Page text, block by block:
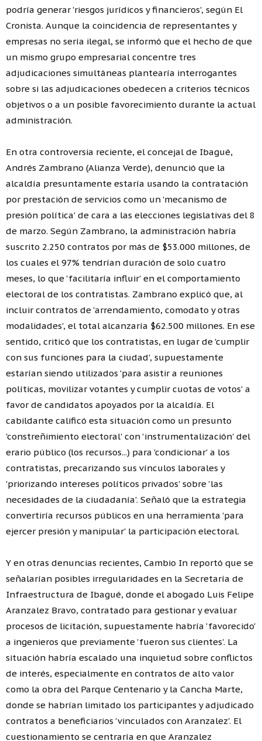
podría generar 'riesgos jurídicos y financieros', según El
Cronista. Aunque la coincidencia de representantes y
empresas no sería ilegal, se informó que el hecho de que
un mismo grupo empresarial concentre tres
adjudicaciones simultáneas plantearía interrogantes
sobre si las adjudicaciones obedecen a criterios técnicos
objetivos o a un posible favorecimiento durante la actual
administración.
En otra controversia reciente, el concejal de Ibagué,
Andrés Zambrano (Alianza Verde), denunció que la
alcaldía presuntamente estaría usando la contratación
por prestación de servicios como un 'mecanismo de
presión política' de cara a las elecciones legislativas del 8
de marzo. Según Zambrano, la administración habría
suscrito 2.250 contratos por más de $53.000 millones, de
los cuales el 97% tendrían duración de solo cuatro
meses, lo que 'facilitaría influir' en el comportamiento
electoral de los contratistas. Zambrano explicó que, al
incluir contratos de 'arrendamiento, comodato y otras
modalidades', el total alcanzaría $62.500 millones. En ese
sentido, criticó que los contratistas, en lugar de 'cumplir
con sus funciones para la ciudad', supuestamente
estarían siendo utilizados 'para asistir a reuniones
políticas, movilizar votantes y cumplir cuotas de votos' a
favor de candidatos apoyados por la alcaldía. El
cabildante calificó esta situación como un presunto
'constreñimiento electoral' con 'instrumentalización' del
erario público (los recursos...) para 'condicionar' a los
contratistas, precarizando sus vínculos laborales y
'priorizando intereses políticos privados' sobre 'las
necesidades de la ciudadanía'. Señaló que la estrategia
convertiría recursos públicos en una herramienta 'para
ejercer presión y manipular' la participación electoral.
Y en otras denuncias recientes, Cambio In reportó que se
señalarían posibles irregularidades en la Secretaría de
Infraestructura de Ibagué, donde el abogado Luis Felipe
Aranzalez Bravo, contratado para gestionar y evaluar
procesos de licitación, supuestamente habría 'favorecido'
a ingenieros que previamente 'fueron sus clientes'. La
situación habría escalado una inquietud sobre conflictos
de interés, especialmente en contratos de alto valor
como la obra del Parque Centenario y la Cancha Marte,
donde se habrían limitado los participantes y adjudicado
contratos a beneficiarios 'vinculados con Aranzalez'. El
cuestionamiento se centraría en que Aranzalez